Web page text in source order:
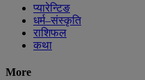
प्यारेन्टिङ
धर्म–संस्कृति
राशिफल
कथा
More